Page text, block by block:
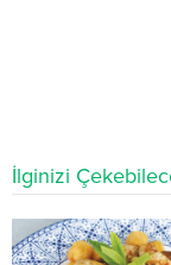
İlginizi